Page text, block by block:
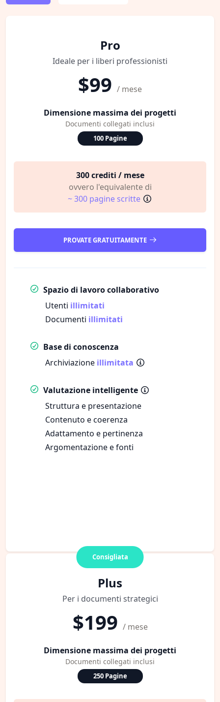
Pro
Ideale per i liberi professionisti
$99 / mese
Dimensione massima dei progetti
Documenti collegati inclusi
100 Pagine
300 crediti / mese
ovvero l'equivalente di
~ 300 pagine scritte
PROVATE GRATUITAMENTE
Spazio di lavoro collaborativo
Utenti illimitati
Documenti illimitati
Base di conoscenza
Archiviazione illimitata
Valutazione intelligente
Struttura e presentazione
Contenuto e coerenza
Adattamento e pertinenza
Argomentazione e fonti
Consigliata
Plus
Per i documenti strategici
$199 / mese
Dimensione massima dei progetti
Documenti collegati inclusi
250 Pagine